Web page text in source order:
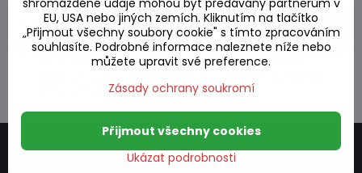
Odebírat
Potvrzuji, že jsem se seznámil/a sezásadami ochrany
zpracováním svých osobních údajů.
Důležité odkazy
shromážděné údaje mohou být předávány partnerům v
EU, USA nebo jiných zemích. Kliknutím na tlačítko
„Přijmout všechny soubory cookie" s tímto zpracováním
souhlasíte. Podrobné informace naleznete níže nebo
můžete upravit své preference.
Zásady ochrany soukromí
Ukázat podrobnosti
Přijmout všechny cookies